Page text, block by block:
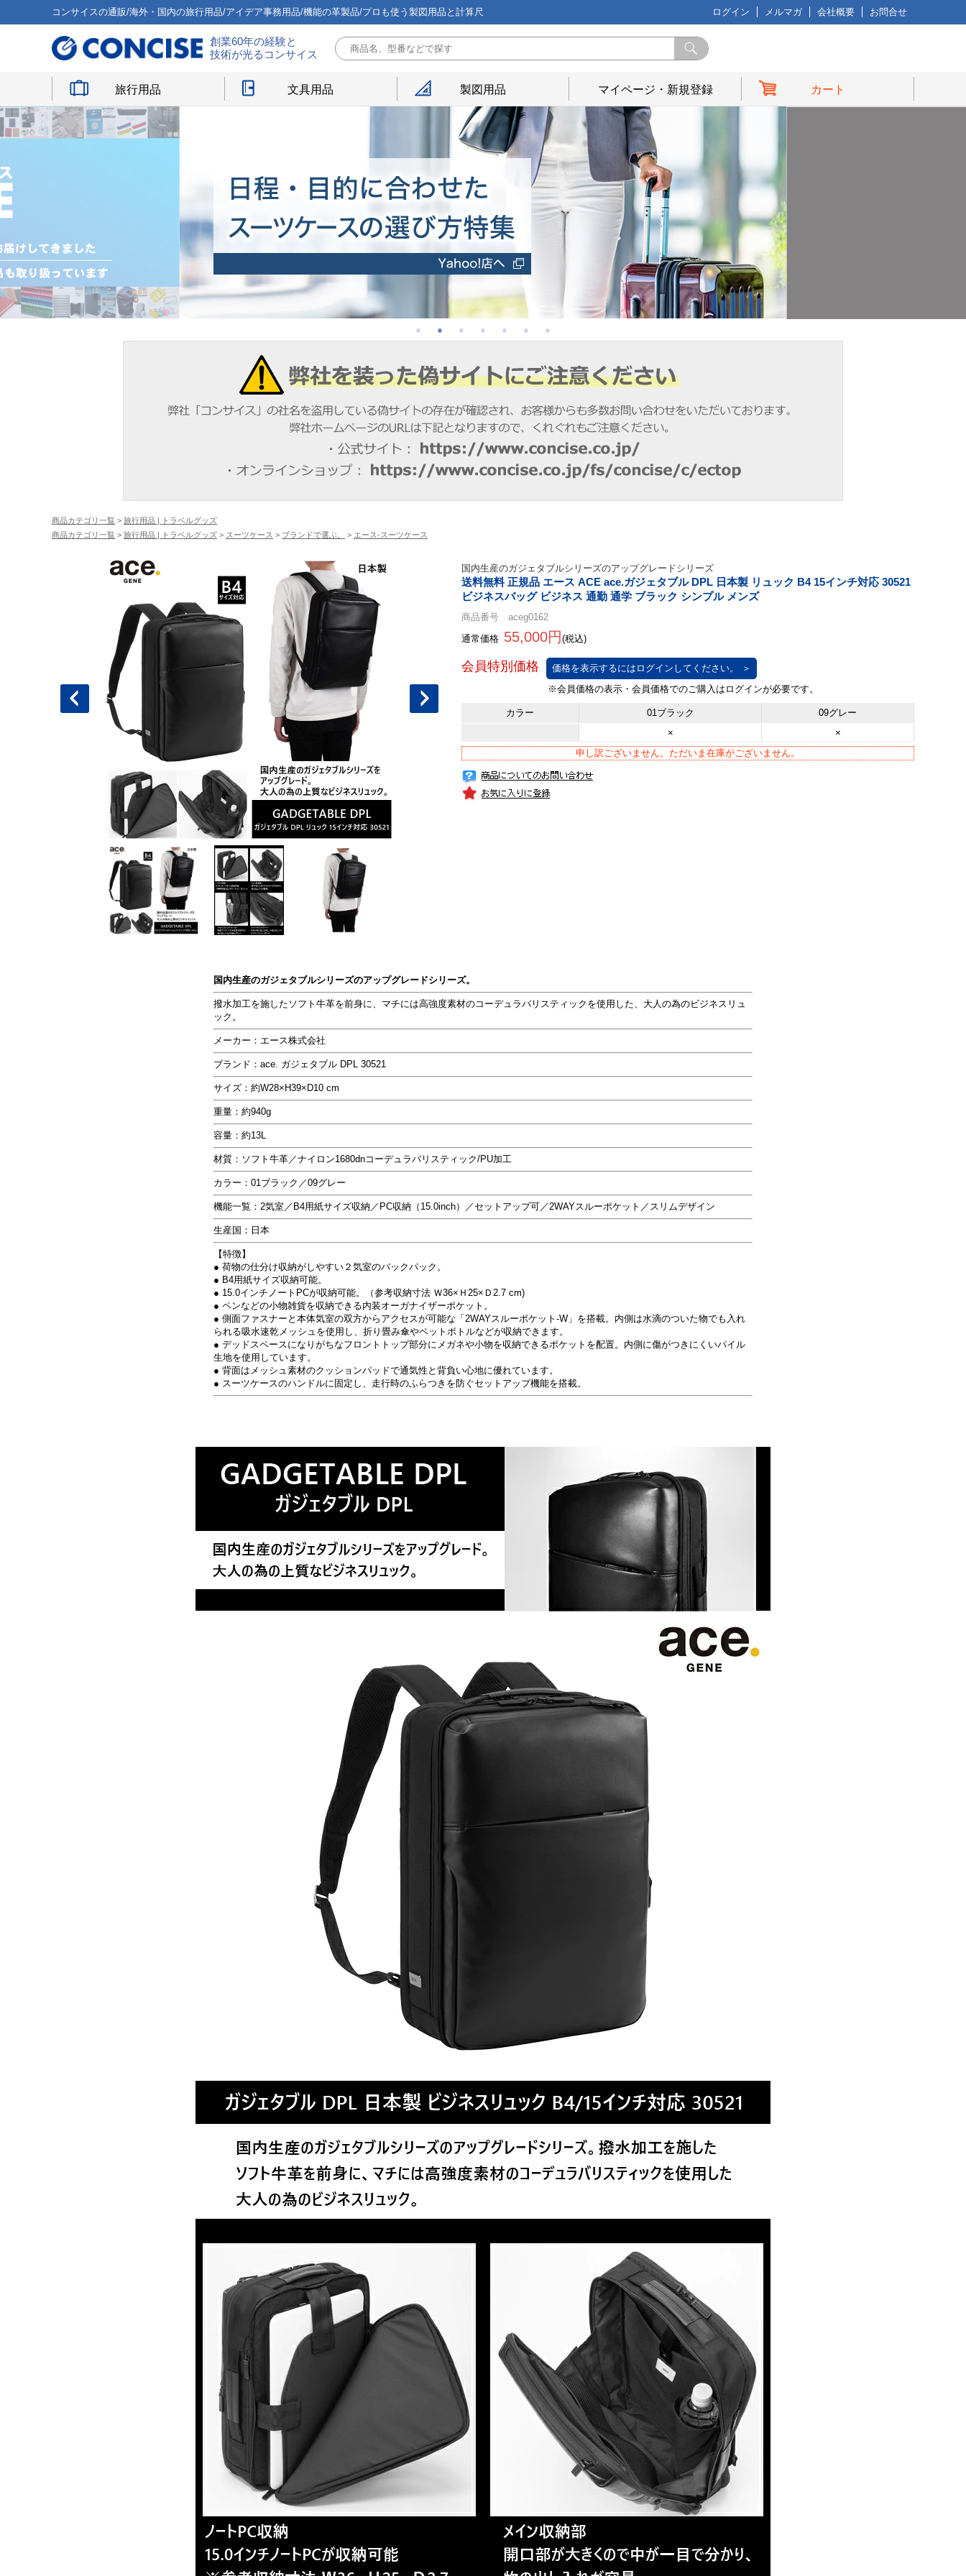
コンサイスの通販/海外・国内の旅行用品/アイデア事務用品/機能の革製品/プロも使う製図用品と計算尺 ログイン メルマガ 会社概要 お問合せ
創業60年の経験と
技術が光るコンサイス
旅行用品 文具用品 製図用品 マイページ・新規登録 カート
商品カテゴリ一覧 > 旅行用品 | トラベルグッズ
商品カテゴリ一覧 > 旅行用品 | トラベルグッズ > スーツケース > ブランドで選ぶ。 > エース-スーツケース
国内生産のガジェタブルシリーズのアップグレードシリーズ
送料無料 正規品 エース ACE ace.ガジェタブル DPL 日本製 リュック B4 15インチ対応 30521
ビジネスバッグ ビジネス 通勤 通学 ブラック シンプル メンズ
商品番号 aceg0162
通常価格 55,000円 (税込)
価格を表示するにはログインしてください。 ＞
カラー 01ブラック
09グレー
×
×
申し訳ございません。ただいま在庫がございません。
国内生産のガジェタブルシリーズのアップグレードシリーズ。
撥水加工を施したソフト牛革を前身に、マチには高強度素材のコーデュラバリスティックを使用した、大人の為のビジネスリュ
ック。
メーカー：エース株式会社
ブランド：ace. ガジェタブル DPL 30521
サイズ：約W28×H39×D10 cm
重量：約940g
容量：約13L
材質：ソフト牛革／ナイロン1680dnコーデュラバリスティック/PU加工
カラー：01ブラック／09グレー
機能一覧：2気室／B4用紙サイズ収納／PC収納（15.0inch）／セットアップ可／2WAYスルーポケット／スリムデザイン
生産国：日本
【特徴】
● 荷物の仕分け収納がしやすい２気室のバックパック。
● B4用紙サイズ収納可能。
● 15.0インチノートPCが収納可能。（参考収納寸法 Ｗ36×Ｈ25×Ｄ2.7 cm)
● ペンなどの小物雑貨を収納できる内装オーガナイザーポケット。
● 側面ファスナーと本体気室の双方からアクセスが可能な「2WAYスルーポケット-W」を搭載。内側は水滴のついた物でも入れ
られる吸水速乾メッシュを使用し、折り畳み傘やペットボトルなどが収納できます。
● デッドスペースになりがちなフロントトップ部分にメガネや小物を収納できるポケットを配置。内側に傷がつきにくいパイル
生地を使用しています。
● 背面はメッシュ素材のクッションパッドで通気性と背負い心地に優れています。
● スーツケースのハンドルに固定し、走行時のふらつきを防ぐセットアップ機能を搭載。